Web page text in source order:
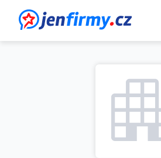
JenFirmy.cz